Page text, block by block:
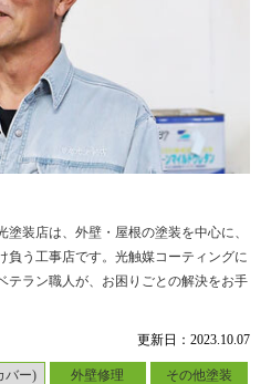
更新日：2023.10.07
バー) 外壁修理
その他塗装
装店は、外壁・屋根の塗装を中心に、
負う工事店です。光触媒コーティングに
テラン職人が、お困りごとの解決をお手